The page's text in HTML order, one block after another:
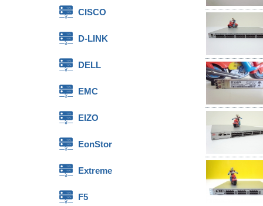
CISCO
D-LINK
DELL
EMC
EIZO
EonStor
Extreme
F5